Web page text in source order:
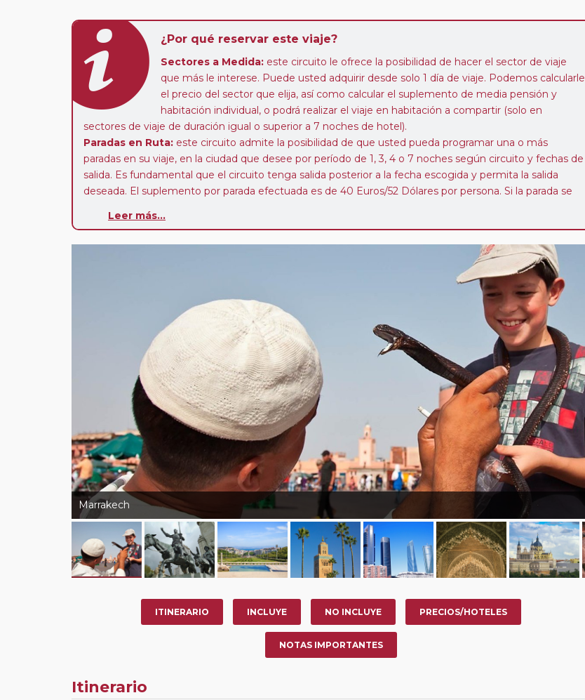
¿Por qué reservar este viaje?
Sectores a Medida: este circuito le ofrece la posibilidad de hacer el sector de viaje
que más le interese. Puede usted adquirir desde solo 1 día de viaje. Podemos calcularle
el precio del sector que elija, así como calcular el suplemento de media pensión y
habitación individual, o podrá realizar el viaje en habitación a compartir (solo en
sectores de viaje de duración igual o superior a 7 noches de hotel).
Paradas en Ruta: este circuito admite la posibilidad de que usted pueda programar una o más
paradas en su viaje, en la ciudad que desee por período de 1, 3, 4 o 7 noches según circuito y fechas de
salida. Es fundamental que el circuito tenga salida posterior a la fecha escogida y permita la salida
deseada. El suplemento por parada efectuada es de 40 Euros/52 Dólares por persona. Si la parada se
Pasajero Club:este circuito, en cualquier época del año, ofrece a los pasajeros que ya hayan viajado
realiza tras rellenar el cuestionario de satisfacción en "Mi viaje") o los que estén en luna de miel
Leer más...
Marrakech
ITINERARIO INCLUYE NO INCLUYE PRECIOS/HOTELES
NOTAS IMPORTANTES
Itinerario